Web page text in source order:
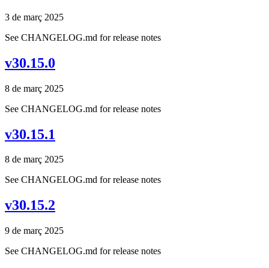
3 de març 2025
See CHANGELOG.md for release notes
v30.15.0
8 de març 2025
See CHANGELOG.md for release notes
v30.15.1
8 de març 2025
See CHANGELOG.md for release notes
v30.15.2
9 de març 2025
See CHANGELOG.md for release notes